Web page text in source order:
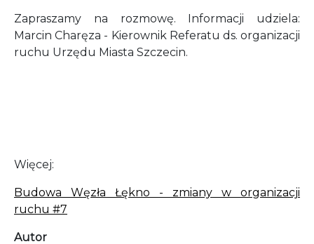
Zapraszamy na rozmowę. Informacji udziela:
Marcin Charęza - Kierownik Referatu ds. organizacji
ruchu Urzędu Miasta Szczecin.
Więcej:
Budowa Węzła Łękno - zmiany w organizacji
ruchu #7
Autor